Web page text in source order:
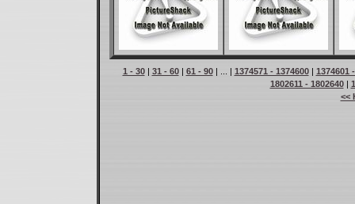
1 - 30| 31 - 60| 61 - 90| ... | 1374571 - 1374600| 1374601
1802611 - 1802640|
<<